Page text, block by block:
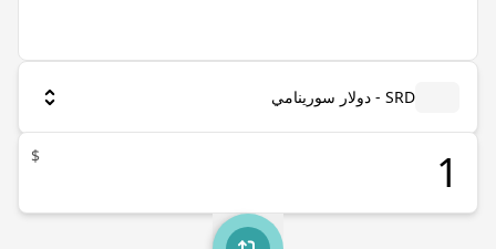
SRD - دولار سورينامي
$